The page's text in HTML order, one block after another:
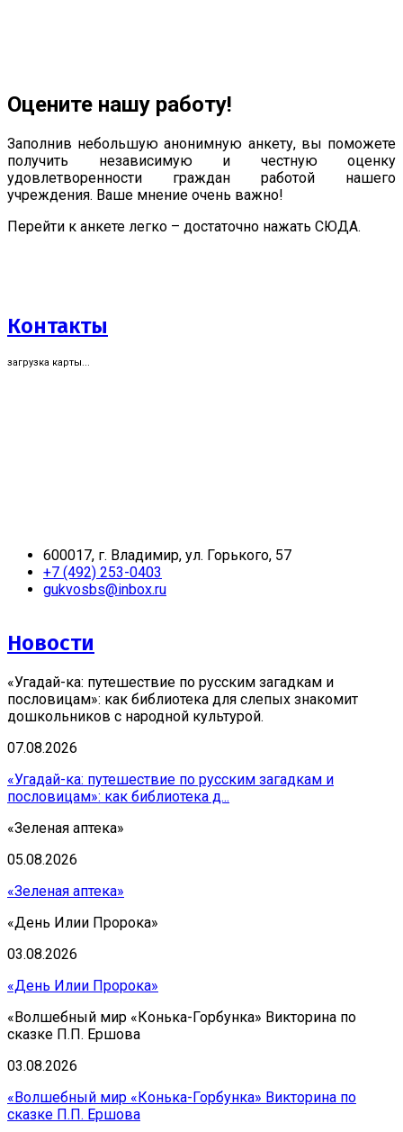
Оцените нашу работу!
Заполнив небольшую анонимную анкету, вы поможете
получить независимую и честную оценку
удовлетворенности граждан работой нашего
учреждения. Ваше мнение очень важно!
Перейти к анкете легко – достаточно нажать СЮДА.
Контакты
загрузка карты...
600017, г. Владимир, ул. Горького, 57
+7 (492) 253-0403
gukvosbs@inbox.ru
Новости
«Угадай-ка: путешествие по русским загадкам и
пословицам»: как библиотека для слепых знакомит
дошкольников с народной культурой.
07.08.2026
«Угадай-ка: путешествие по русским загадкам и
пословицам»: как библиотека д...
«Зеленая аптека»
05.08.2026
«Зеленая аптека»
«День Илии Пророка»
03.08.2026
«День Илии Пророка»
«Волшебный мир «Конька-Горбунка» Викторина по
сказке П.П. Ершова
03.08.2026
«Волшебный мир «Конька-Горбунка» Викторина по
сказке П.П. Ершова